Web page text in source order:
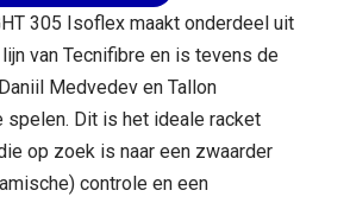
305 Isoflex maakt onderdeel uit
lijn van Tecnifibre en is tevens de
Medvedev en Tallon
spelen. Dit is het ideale racket
op zoek is naar een zwaarder
controle en een